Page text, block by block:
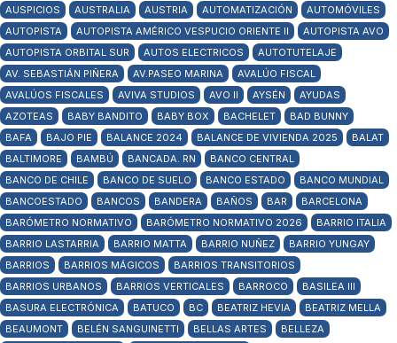
AUSPICIOS
AUSTRALIA AUSTRIA AUTOMATIZACIÓN
AUTOMÓVILES
AUTOPISTA
AUTOPISTA AMÉRICO VESPUCIO ORIENTE II
AUTOPISTA AVO
AUTOPISTA ORBITAL SUR
AUTOS ELECTRICOS
AUTOTUTELAJE
AV. SEBASTIÁN PIÑERA
AV.PASEO MARINA
AVALÚO FISCAL
AVALÚOS FISCALES
AVIVA STUDIOS AVO II AYSÉN
AYUDAS
AZOTEAS
BABY BANDITO BABY BOX BACHELET
BAD BUNNY
BAFA
BAJO PIE BALANCE 2024 BALANCE DE VIVIENDA 2025
BALAT
BALTIMORE
BAMBÚ BANCADA. RN
BANCO CENTRAL
BANCO DE CHILE
BANCO DE SUELO BANCO ESTADO
BANCO MUNDIAL
BANCOESTADO
BANCOS BANDERA BAÑOS BAR
BARCELONA
BARÓMETRO NORMATIVO
BARÓMETRO NORMATIVO 2026
BARRIO ITALIA
BARRIO LASTARRIA
BARRIO MATTA BARRIO NUÑEZ
BARRIO YUNGAY
BARRIOS
BARRIOS MÁGICOS
BARRIOS TRANSITORIOS
BARRIOS URBANOS
BARRIOS VERTICALES BARROCO
BASILEA III
BASURA ELECTRÓNICA
BATUCO BC BEATRIZ HEVIA
BEATRIZ MELLA
BEAUMONT
BELÉN SANGUINETTI BELLAS ARTES
BELLEZA